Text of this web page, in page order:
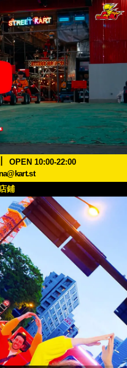
OPEN 10:00-22:00
鋪
價格
常見問題
預訂
東京 秋葉原 #1
東京 澀谷
東京灣